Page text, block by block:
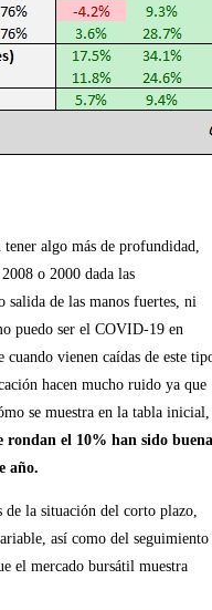
algo más de profundidad,
o 2000 dada las
salida de las manos fuertes, ni
puedo ser el COVID-19 en
vienen caídas de este
hacen mucho ruido ya que
se muestra en la tabla inicial,
rondan el 10% han sido
año.
de la situación del corto plazo,
así como del seguimiento
el mercado bursátil muestra